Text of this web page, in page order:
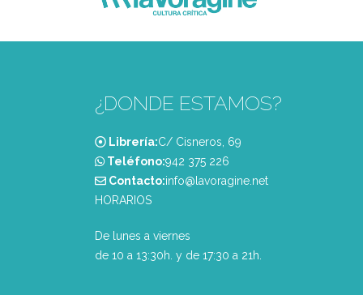
¿DONDE ESTAMOS?
Librería:C/ Cisneros, 69
Teléfono:‭942 375 226‬
Contacto:info@lavoragine.net
HORARIOS
De lunes a viernes
de 10 a 13:30h. y de 17:30 a 21h.